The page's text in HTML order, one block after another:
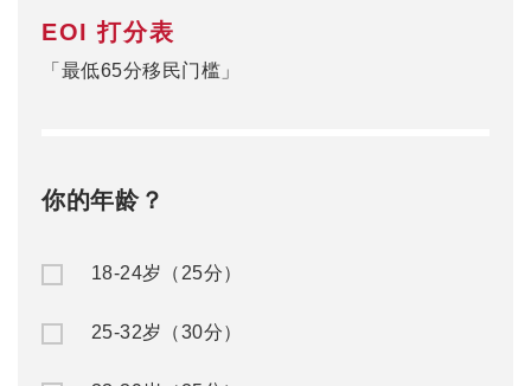
EOI 打分表
「最低65分移民门槛」
你的年龄？
18-24岁（25分）
25-32岁（30分）